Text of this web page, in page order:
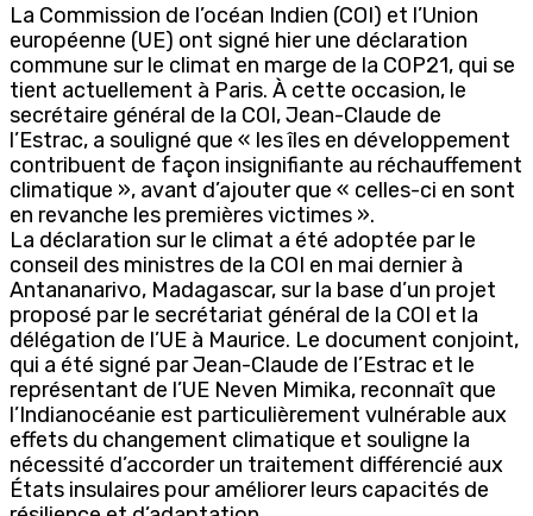
La Commission de l’océan Indien (COI) et l’Union
européenne (UE) ont signé hier une déclaration
commune sur le climat en marge de la COP21, qui se
tient actuellement à Paris. À cette occasion, le
secrétaire général de la COI, Jean-Claude de
l’Estrac, a souligné que « les îles en développement
contribuent de façon insignifiante au réchauffement
climatique », avant d’ajouter que « celles-ci en sont
en revanche les premières victimes ».
La déclaration sur le climat a été adoptée par le
conseil des ministres de la COI en mai dernier à
Antananarivo, Madagascar, sur la base d’un projet
proposé par le secrétariat général de la COI et la
délégation de l’UE à Maurice. Le document conjoint,
qui a été signé par Jean-Claude de l’Estrac et le
représentant de l’UE Neven Mimika, reconnaît que
l’Indianocéanie est particulièrement vulnérable aux
effets du changement climatique et souligne la
nécessité d’accorder un traitement différencié aux
États insulaires pour améliorer leurs capacités de